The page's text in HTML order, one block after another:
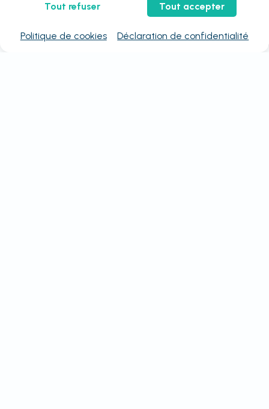
Tout refuser Tout accepter
Politique de cookies Déclaration de confidentialité